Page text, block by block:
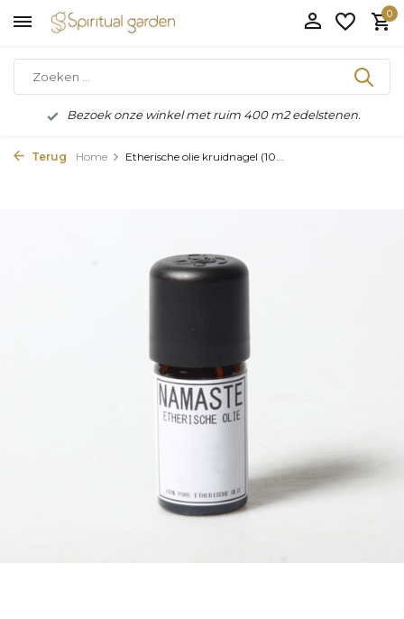
0
Bezoek onze winkel met ruim 400 m2 edelstenen.
Terug Home Etherische olie kruidnagel (10...